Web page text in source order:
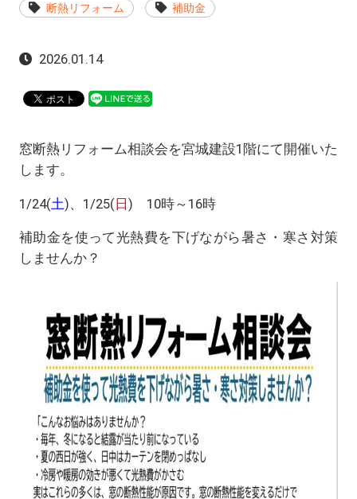
断熱リフォーム
補助金
2026.01.14
窓断熱リフォーム相談会を宮城建設1階にて開催いた
します。
1/24(土)、1/25(日) 10時～16時
補助金を使って光熱費を下げながら暑さ・寒さ対策
しませんか？